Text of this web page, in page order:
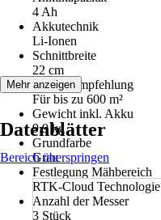
4 Ah
Akkutechnik
Li-Ionen
Schnittbreite
22 cm
Flächenempfehlung
Für bis zu 600 m²
Gewicht inkl. Akku
9,9 kg
Grundfarbe
Grau
Festlegung Mähbereich
RTK-Cloud Technologie
Anzahl der Messer
3 Stück
Mehr anzeigen
Datenblätter
Bereich überspringen